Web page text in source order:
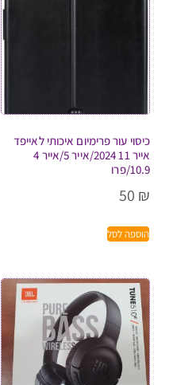
כיסוי עור פרימיום איכותי לאייפד
אייר 11 2024/אייר 5/אייר 4
10.9/פרו
50 ₪
הוספה לסל